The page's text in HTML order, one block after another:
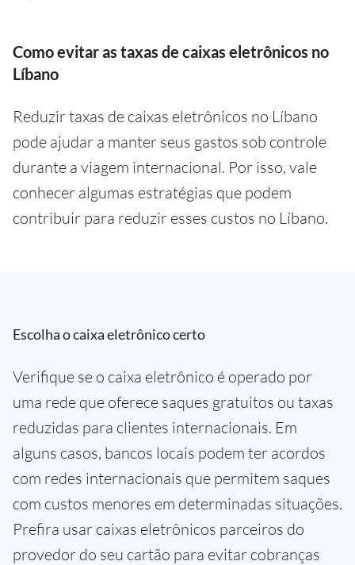
Como evitar as taxas de caixas eletrônicos no
Líbano
Reduzir taxas de caixas eletrônicos no Líbano
pode ajudar a manter seus gastos sob controle
durante a viagem internacional. Por isso, vale
conhecer algumas estratégias que podem
contribuir para reduzir esses custos no Líbano.
Escolha o caixa eletrônico certo
Verifique se o caixa eletrônico é operado por
uma rede que oferece saques gratuitos ou taxas
reduzidas para clientes internacionais. Em
alguns casos, bancos locais podem ter acordos
com redes internacionais que permitem saques
com custos menores em determinadas situações.
Prefira usar caixas eletrônicos parceiros do
provedor do seu cartão para evitar cobranças